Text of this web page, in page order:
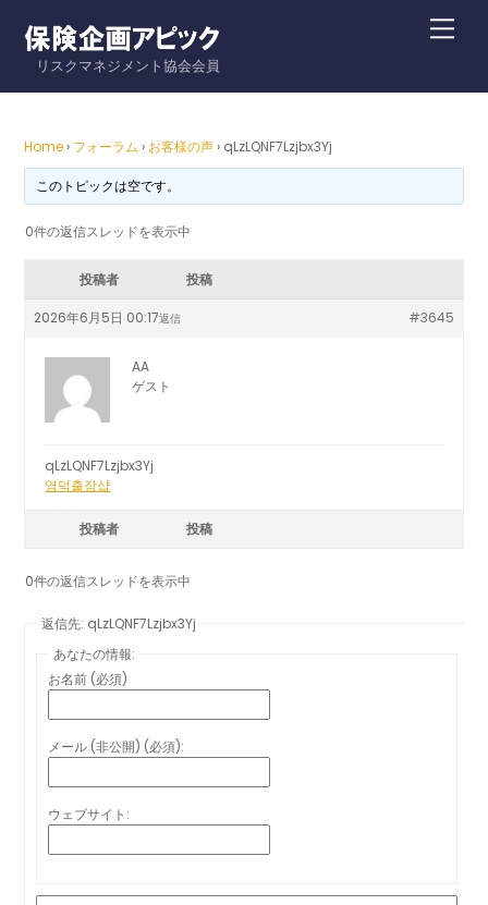
contentリスクマネジメント協会会員
Home › フォーラム › お客様の声 › qLzLQNF7Lzjbx3Yj
このトピックは空です。
0件の返信スレッドを表示中
投稿者 投稿
2026年6月5日 00:17 #3645
返信
AA
ゲスト
qLzLQNF7Lzjbx3Yj
영덕출장샵
投稿者 投稿
0件の返信スレッドを表示中
返信先: qLzLQNF7Lzjbx3Yj
あなたの情報:
お名前 (必須)
メール (非公開) (必須):
ウェブサイト: